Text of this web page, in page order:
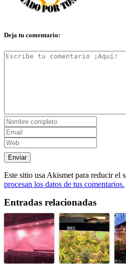
Deja tu comentario:
Este sitio usa Akismet para reducir el
procesan los datos de tus comentarios.
Entradas relacionadas